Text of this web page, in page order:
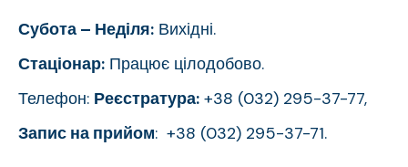
Субота – Неділя: Вихідні.
Стаціонар: Працює цілодобово.
Телефон: Реєстратура: +38 (032) 295-37-77,
Запис на прийом: +38 (032) 295-37-71.